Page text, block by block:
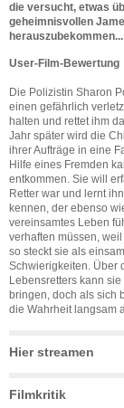
die versucht, etwas
geheimnisvollen
herauszubekommen...
User-Film-Bewertung
Die Polizistin Sharon
einen gefährlich
halten und rettet ihm
Jahr später wird die
ihrer Aufträge in eine
Hilfe eines Fremden
entkommen. Sie will
Retter war und lernt
kennen, der ebenso
vereinsamtes Leben
verhaften müssen,
so steckt sie als
Schwierigkeiten. Über
Lebensretters kann
bringen, doch als sich
die Wahrheit langsam
Hier streamen
Filmkritik